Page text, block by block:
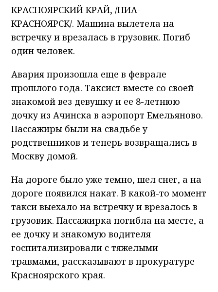
КРАСНОЯРСКИЙ КРАЙ, /НИА-
КРАСНОЯРСК/. Машина вылетела на
встречку и врезалась в грузовик. Погиб
один человек.
Авария произошла еще в феврале
прошлого года. Таксист вместе со своей
знакомой вез девушку и ее 8-летнюю
дочку из Ачинска в аэропорт Емельяново.
Пассажиры были на свадьбе у
родственников и теперь возвращались в
Москву домой.
На дороге было уже темно, шел снег, а на
дороге появился накат. В какой-то момент
такси выехало на встречку и врезалось в
грузовик. Пассажирка погибла на месте, а
ее дочку и знакомую водителя
госпитализировали с тяжелыми
травмами, рассказывают в прокуратуре
Красноярского края.